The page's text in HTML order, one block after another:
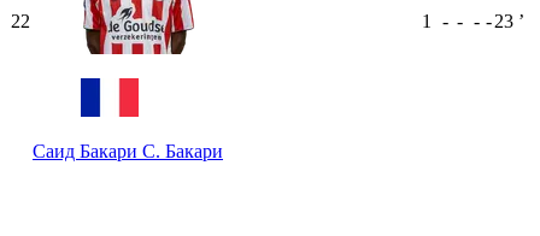
22
Саид Бакари С. Бакари
1 - - - -23 ʼ